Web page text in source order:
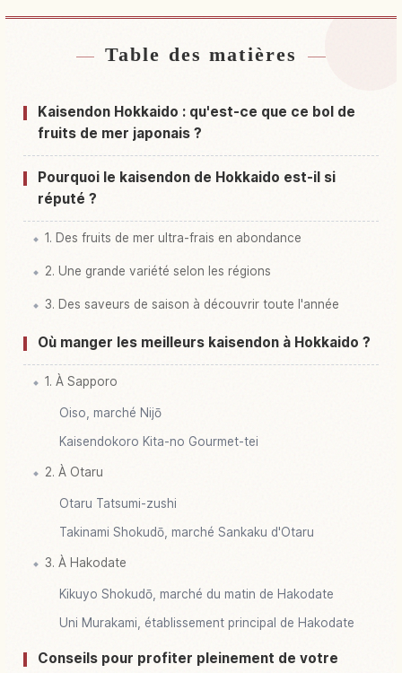
Hébergements près de Hokkaido ↗
Activités à Hokkaido↗
Table des matières
Kaisendon Hokkaido : qu'est-ce que ce bol de
fruits de mer japonais ?
Pourquoi le kaisendon de Hokkaido est-il si
réputé ?
1. Des fruits de mer ultra-frais en abondance
2. Une grande variété selon les régions
3. Des saveurs de saison à découvrir toute l'année
Où manger les meilleurs kaisendon à Hokkaido ?
1. À Sapporo
Oiso, marché Nijō
Kaisendokoro Kita-no Gourmet-tei
2. À Otaru
Otaru Tatsumi-zushi
Takinami Shokudō, marché Sankaku d'Otaru
3. À Hakodate
Kikuyo Shokudō, marché du matin de Hakodate
Uni Murakami, établissement principal de Hakodate
Conseils pour profiter pleinement de votre